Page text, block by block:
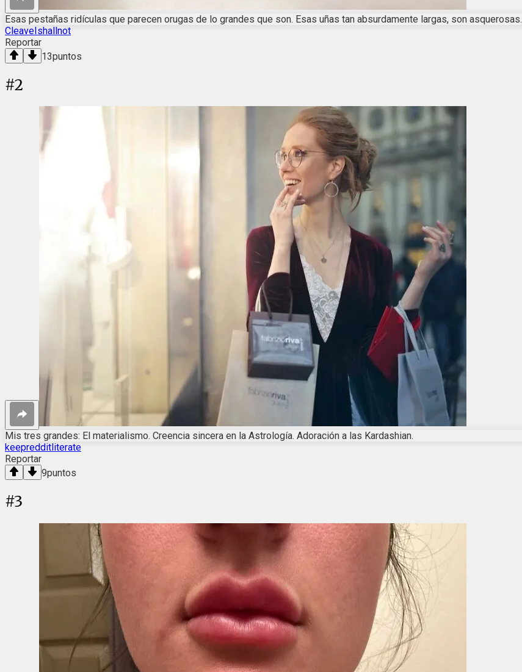
Esas pestañas ridículas que parecen orugas de lo grandes que son. Esas uñas tan absurdamente largas, son asquerosas.
CleaveIshallnot
Reportar
13puntos
#2
Mis tres grandes: El materialismo. Creencia sincera en la Astrología. Adoración a las Kardashian.
keepredditliterate
Reportar
9puntos
#3